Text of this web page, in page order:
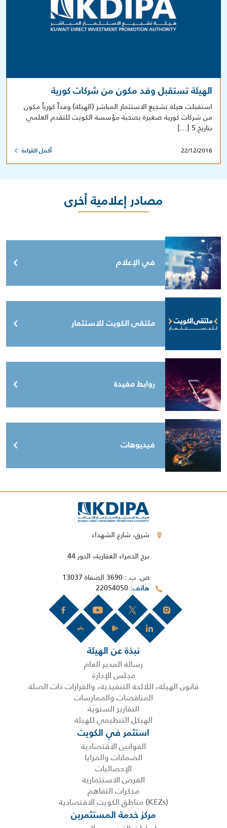
الهيئة تستقبل وفد مكون من شركات كورية
استقبلت هيئة تشجيع الاستثمار المباشر (الهيئة) وفداً كورياً مكون
من شركات كورية صغيرة بصحبة مؤسسة الكويت للتقدم العلمي
بتاريخ 5 […]
22/12/2016 أكمل القراءة
مصادر إعلامية أخرى
في الإعلام
ملتقى الكويت للاستثمار
روابط مفيدة
فيديوهات
شرق، شارع الشهداء
برج الحمراء العقارية، الدور 44
ص. ب.: 3690 الصفاة 13037
هاتف
نبذة عن الهيئة
رسالة المدير العام
مجلس الإدارة
قانون الهيئة، اللائحة التنفيذية، والقرارات ذات الصلة
المناقصات والممارسات
التقارير السنوية
الهيكل التنظيمي للهيئة
استثمر في الكويت
القوانين الاقتصادية
الضمانات والمزايا
الإحصائيات
الفرص الاستثمارية
مذكرات التفاهم
(KEZs) مناطق الكويت الاقتصادية
مركز خدمة المستثمرين